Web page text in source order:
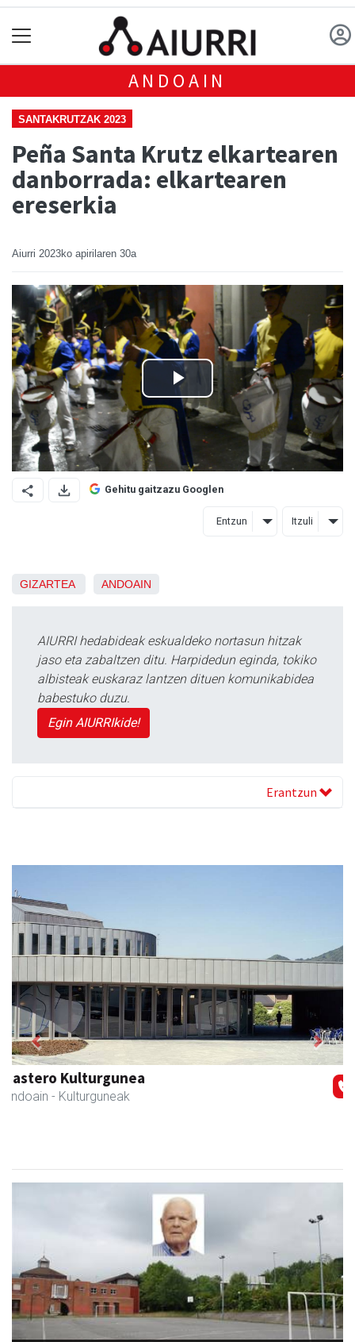
ANDOAIN
SANTAKRUTZAK 2023
Peña Santa Krutz elkartearen
danborrada: elkartearen
ereserkia
Aiurri 2023ko apirilaren 30a
Gehitu gaitzazu Googlen
Entzun Itzuli
GIZARTEA ANDOAIN
AIURRI hedabideak eskualdeko nortasun hitzak
jaso eta zabaltzen ditu. Harpidedun eginda, tokiko
albisteak euskaraz lantzen dituen komunikabidea
babestuko duzu.
Egin AIURRIkide!
Erantzun
Ondarreta taberna
Andoain - Tabernak
Previous Next